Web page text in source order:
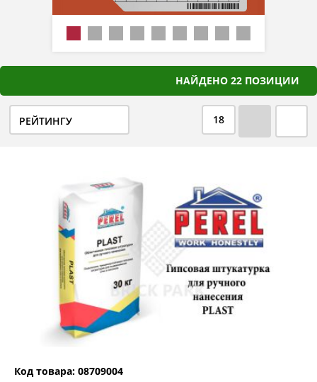
НАЙДЕНО 22 ПОЗИЦИИ
РЕЙТИНГУ 18
Код товара: 08709004